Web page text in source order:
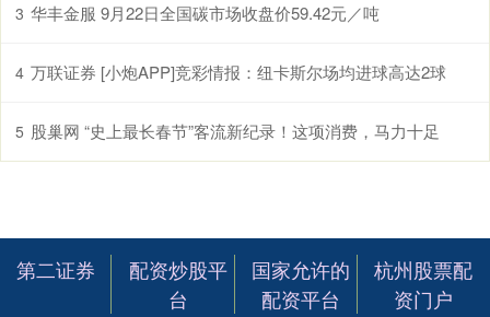
3 华丰金服 9月22日全国碳市场收盘价59.42元／吨
4 万联证券 [小炮APP]竞彩情报：纽卡斯尔场均进球高达2球
5 股巢网 “史上最长春节”客流新纪录！这项消费，马力十足
第二证券
配资炒股平
台
国家允许的
配资平台
杭州股票配
资门户